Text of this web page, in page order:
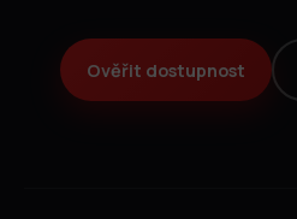
Ověřit dostupnost